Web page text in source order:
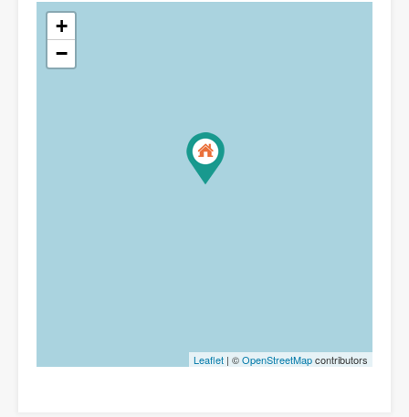
+
−
Leaflet | ©OpenStreetMapcontributors